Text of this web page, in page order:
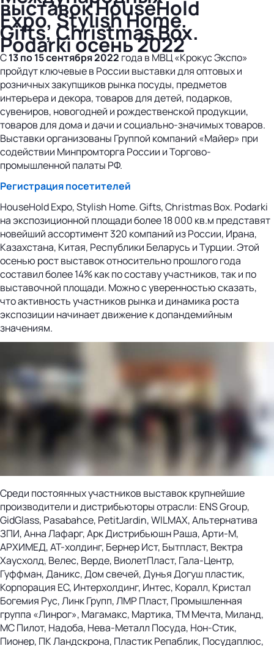
выставок HouseHold
Expo, Stylish Home.
Gifts, Christmas Box.
Podarki осень 2022
С13 по 15 сентября 2022 года в МВЦ «Крокус Экспо»
пройдут ключевые в России выставки для оптовых и
розничных закупщиков рынка посуды, предметов
интерьера и декора, товаров для детей, подарков,
сувениров, новогодней и рождественской продукции,
товаров для дома и дачи и социально-значимых товаров.
Выставки организованы Группой компаний «Майер» при
содействии Минпромторга России и Торгово-
промышленной палаты РФ.
Регистрация посетителей
HouseHold Expo, Stylish Home. Gifts, Christmas Box. Podarki
на экспозиционной площади более 18 000 кв.м представят
новейший ассортимент 320 компаний из России, Ирана,
Казахстана, Китая, Республики Беларусь и Турции. Этой
осенью рост выставок относительно прошлого года
составил более 14% как по составу участников, так и по
выставочной площади. Можно с уверенностью сказать,
что активность участников рынка и динамика роста
экспозиции начинает движение к допандемийным
значениям.
Среди постоянных участников выставок крупнейшие
производители и дистрибьюторы отрасли: ENS Group,
GidGlass, Pasabahce, PetitJardin, WILMAX, Альтернатива
ЗПИ, Анна Лафарг, Арк Дистрибьюшн Раша, Арти-М,
АРХИМЕД, АТ-холдинг, Бернер Ист, Бытпласт, Вектра
Хаусхолд, Велес, Верде, ВиолетПласт, Гала-Центр,
Гуффман, Даникс, Дом свечей, Дунья Догуш пластик,
Корпорация ЕС, Интерхолдинг, Интес, Коралл, Кристал
Богемия Рус, Линк Групп, ЛМР Пласт, Промышленная
группа «Линрог», Магамакс, Мартика, ТМ Мечта, Миланд,
МС Пилот, Надоба, Нева-Металл Посуда, Нон-Стик,
Пионер, ПК Ландскрона, Пластик Репаблик, Посудаплюс,